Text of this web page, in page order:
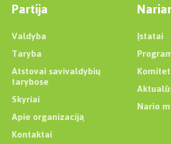
Partija
Valdyba
Taryba
Atstovai savivaldybių
tarybose
Skyriai
Apie organizaciją
Kontaktai
Įstatai
Nario